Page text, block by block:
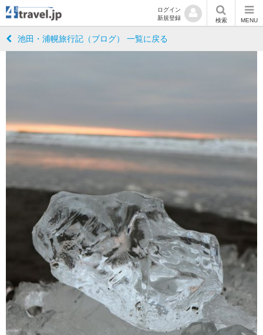
ログイン
新規登録
検索 MENU
池田・浦幌旅行記（ブログ） 一覧に戻る